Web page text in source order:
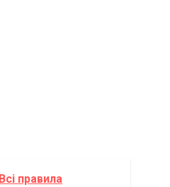
Всі правила